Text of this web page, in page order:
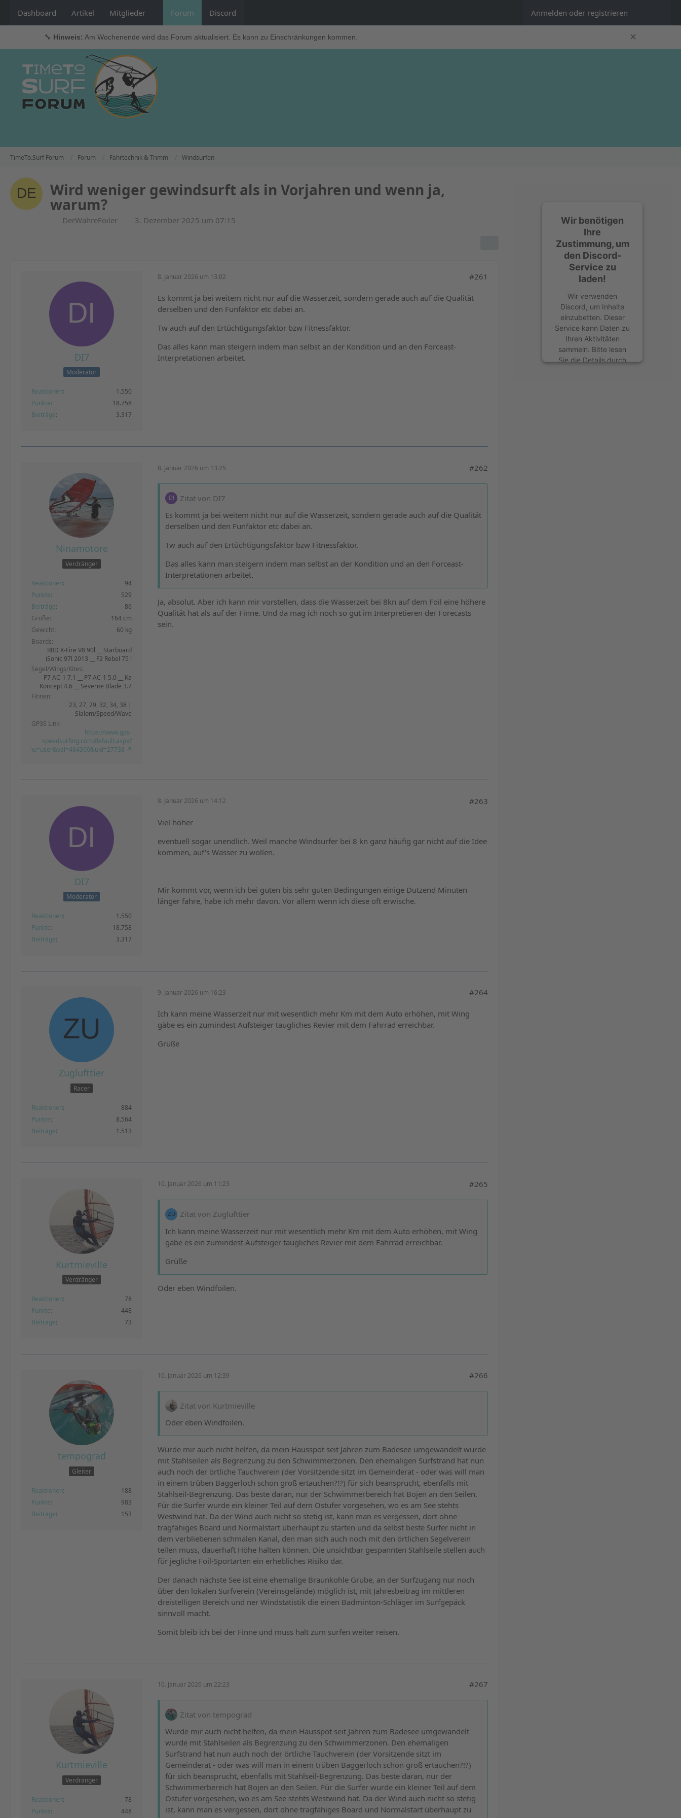
🔧 Hinweis: Am Wochenende wird das Forum aktualisiert. Es kann zu Einschränkungen kommen. ✕
Dashboard Artikel Mitglieder Forum Discord Anmelden oder registrieren
TimeTo.Surf Forum Forum Fahrtechnik & Trimm Windsurfen
Wird weniger gewindsurft als in Vorjahren und wenn ja,
warum?
DerWahreFoiler 3. Dezember 2025 um 07:15
DI7
Moderator
Reaktionen
1.550
Punkte
18.758
Beiträge
3.317
8. Januar 2026 um 13:02 #261
Es kommt ja bei weitem nicht nur auf die Wasserzeit, sondern gerade auch auf die Qualität
derselben und den Funfaktor etc dabei an.
Tw auch auf den Ertüchtigungsfaktor bzw Fitnessfaktor.
Das alles kann man steigern indem man selbst an der Kondition und an den Forceast-
Interpretationen arbeitet.
Ninamotore
Verdränger
Reaktionen
94
Punkte
529
Beiträge
86
Größe
164 cm
Gewicht
60 kg
Boards
RRD X-Fire V8 90l __ Starboard
iSonic 97l 2013 __ F2 Rebel 75 l
Segel/Wings/Kites
P7 AC-1 7.1 __ P7 AC-1 5.0 __ Ka
Koncept 4.6 __ Severne Blade 3.7
Finnen
23, 27, 29, 32, 34, 38 |
Slalom/Speed/Wave
GP3S Link
https://www.gps-
speedsurfing.com/default.aspx?
mnu=user&val=484300&uid=27738
8. Januar 2026 um 13:25 #262
Zitat von DI7
Es kommt ja bei weitem nicht nur auf die Wasserzeit, sondern gerade auch auf die Qualität
derselben und den Funfaktor etc dabei an.
Tw auch auf den Ertüchtigungsfaktor bzw Fitnessfaktor.
Das alles kann man steigern indem man selbst an der Kondition und an den Forceast-
Interpretationen arbeitet.
Ja, absolut. Aber ich kann mir vorstellen, dass die Wasserzeit bei 8kn auf dem Foil eine höhere
Qualität hat als auf der Finne. Und da mag ich noch so gut im Interpretieren der Forecasts
sein.
DI7
Moderator
Reaktionen
1.550
Punkte
18.758
Beiträge
3.317
8. Januar 2026 um 14:12 #263
Viel höher
eventuell sogar unendlich. Weil manche Windsurfer bei 8 kn ganz häufig gar nicht auf die Idee
kommen, auf's Wasser zu wollen.
Mir kommt vor, wenn ich bei guten bis sehr guten Bedingungen einige Dutzend Minuten
länger fahre, habe ich mehr davon. Vor allem wenn ich diese oft erwische.
Zuglufttier
Racer
Reaktionen
884
Punkte
8.564
Beiträge
1.513
9. Januar 2026 um 16:23 #264
Ich kann meine Wasserzeit nur mit wesentlich mehr Km mit dem Auto erhöhen, mit Wing
gäbe es ein zumindest Aufsteiger taugliches Revier mit dem Fahrrad erreichbar.
Grüße
Kurtmieville
Verdränger
Reaktionen
78
Punkte
448
Beiträge
73
10. Januar 2026 um 11:23 #265
Zitat von Zuglufttier
Ich kann meine Wasserzeit nur mit wesentlich mehr Km mit dem Auto erhöhen, mit Wing
gäbe es ein zumindest Aufsteiger taugliches Revier mit dem Fahrrad erreichbar.
Grüße
Oder eben Windfoilen.
tempograd
Gleiter
Reaktionen
188
Punkte
983
Beiträge
153
10. Januar 2026 um 12:39 #266
Zitat von Kurtmieville
Oder eben Windfoilen.
Würde mir auch nicht helfen, da mein Hausspot seit Jahren zum Badesee umgewandelt wurde
mit Stahlseilen als Begrenzung zu den Schwimmerzonen. Den ehemaligen Surfstrand hat nun
auch noch der örtliche Tauchverein (der Vorsitzende sitzt im Gemeinderat - oder was will man
in einem trüben Baggerloch schon groß ertauchen?!?) für sich beansprucht, ebenfalls mit
Stahlseil-Begrenzung. Das beste daran, nur der Schwimmerbereich hat Bojen an den Seilen.
Für die Surfer wurde ein kleiner Teil auf dem Ostufer vorgesehen, wo es am See stehts
Westwind hat. Da der Wind auch nicht so stetig ist, kann man es vergessen, dort ohne
tragfähiges Board und Normalstart überhaupt zu starten und da selbst beste Surfer nicht in
dem verbliebenen schmalen Kanal, den man sich auch noch mit den örtlichen Segelverein
teilen muss, dauerhaft Höhe halten können. Die unsichtbar gespannten Stahlseile stellen auch
für jegliche Foil-Sportarten ein erhebliches Risiko dar.
Der danach nächste See ist eine ehemalige Braunkohle Grube, an der Surfzugang nur noch
über den lokalen Surfverein (Vereinsgelände) möglich ist, mit Jahresbeitrag im mittleren
dreistelligen Bereich und ner Windstatistik die einen Badminton-Schläger im Surfgepäck
sinnvoll macht.
Somit bleib ich bei der Finne und muss halt zum surfen weiter reisen.
Kurtmieville
Verdränger
Reaktionen
78
Punkte
448
10. Januar 2026 um 22:23 #267
Zitat von tempograd
Würde mir auch nicht helfen, da mein Hausspot seit Jahren zum Badesee umgewandelt
wurde mit Stahlseilen als Begrenzung zu den Schwimmerzonen. Den ehemaligen
Surfstrand hat nun auch noch der örtliche Tauchverein (der Vorsitzende sitzt im
Gemeinderat - oder was will man in einem trüben Baggerloch schon groß ertauchen?!?)
für sich beansprucht, ebenfalls mit Stahlseil-Begrenzung. Das beste daran, nur der
Schwimmerbereich hat Bojen an den Seilen. Für die Surfer wurde ein kleiner Teil auf dem
Ostufer vorgesehen, wo es am See stehts Westwind hat. Da der Wind auch nicht so stetig
ist, kann man es vergessen, dort ohne tragfähiges Board und Normalstart überhaupt zu
Wir benötigen
Ihre
Zustimmung, um
den Discord-
Service zu
laden!
Wir verwenden
Discord, um Inhalte
einzubetten. Dieser
Service kann Daten zu
Ihren Aktivitäten
sammeln. Bitte lesen
Sie die Details durch